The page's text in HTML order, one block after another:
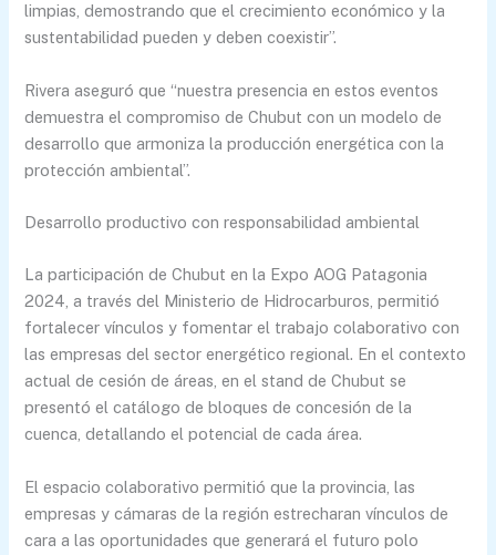
limpias, demostrando que el crecimiento económico y la
sustentabilidad pueden y deben coexistir”.
Rivera aseguró que “nuestra presencia en estos eventos
demuestra el compromiso de Chubut con un modelo de
desarrollo que armoniza la producción energética con la
protección ambiental”.
Desarrollo productivo con responsabilidad ambiental
La participación de Chubut en la Expo AOG Patagonia
2024, a través del Ministerio de Hidrocarburos, permitió
fortalecer vínculos y fomentar el trabajo colaborativo con
las empresas del sector energético regional. En el contexto
actual de cesión de áreas, en el stand de Chubut se
presentó el catálogo de bloques de concesión de la
cuenca, detallando el potencial de cada área.
El espacio colaborativo permitió que la provincia, las
empresas y cámaras de la región estrecharan vínculos de
cara a las oportunidades que generará el futuro polo